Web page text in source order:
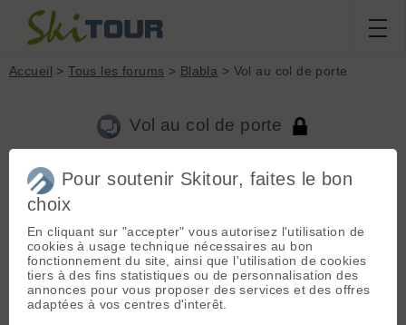
Accueil >Tous les forums > Blabla > Vol au col de porte
Vol au col de porte
T
thrux84 [30posts] - Le 20/01/2016 20:33
Salut les skitouriens !!!
juste un message à titre de prévention.
Pour soutenir Skitour, faites le bon
choix
En cliquant sur "accepter" vous autorisez l'utilisation de
cookies à usage technique nécessaires au bon
fonctionnement du site, ainsi que l'utilisation de cookies
tiers à des fins statistiques ou de personnalisation des
annonces pour vous proposer des services et des offres
adaptées à vos centres d'interêt.